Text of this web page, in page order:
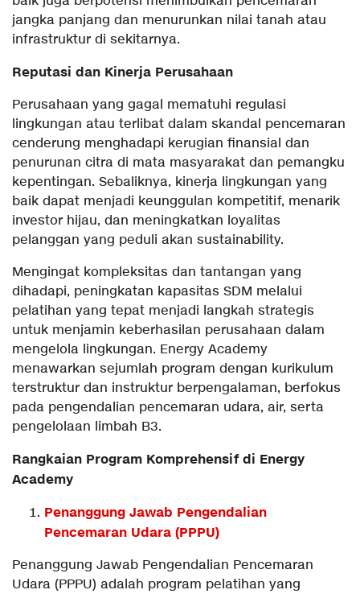
jangka panjang dan menurunkan nilai tanah atau
infrastruktur di sekitarnya.
Reputasi dan Kinerja Perusahaan
Perusahaan yang gagal mematuhi regulasi
lingkungan atau terlibat dalam skandal pencemaran
cenderung menghadapi kerugian finansial dan
penurunan citra di mata masyarakat dan pemangku
kepentingan. Sebaliknya, kinerja lingkungan yang
baik dapat menjadi keunggulan kompetitif, menarik
investor hijau, dan meningkatkan loyalitas
pelanggan yang peduli akan sustainability.
Mengingat kompleksitas dan tantangan yang
dihadapi, peningkatan kapasitas SDM melalui
pelatihan yang tepat menjadi langkah strategis
untuk menjamin keberhasilan perusahaan dalam
mengelola lingkungan. Energy Academy
menawarkan sejumlah program dengan kurikulum
terstruktur dan instruktur berpengalaman, berfokus
pada pengendalian pencemaran udara, air, serta
pengelolaan limbah B3.
Rangkaian Program Komprehensif di Energy
Academy
Penanggung Jawab Pengendalian
Pencemaran Udara (PPPU)
Penanggung Jawab Pengendalian Pencemaran
Udara (PPPU) adalah program pelatihan yang